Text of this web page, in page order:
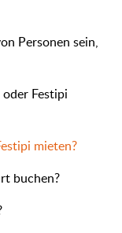
Personen sein,
Festipi
mieten?
buchen?